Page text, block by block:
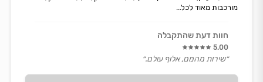
מורכבות מאוד לכל...
חוות דעת שהתקבלה
5.00
״שירות מהמם, אלוף עולם.״